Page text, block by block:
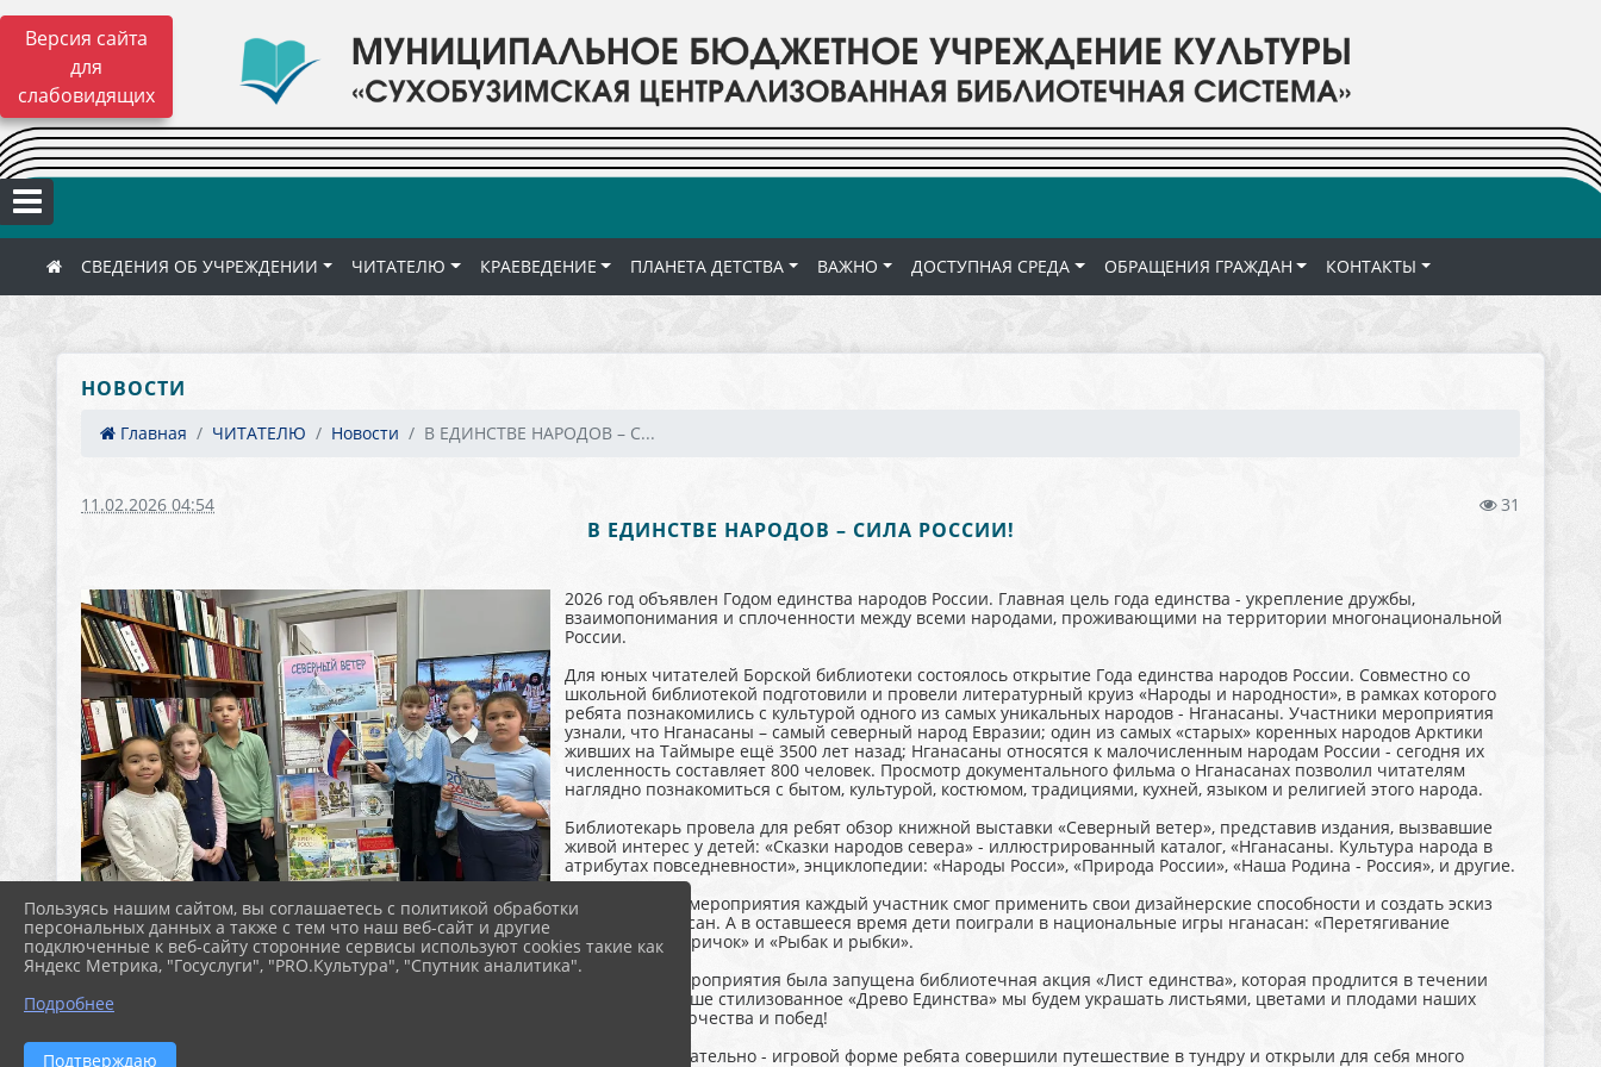
Версия сайта
для
слабовидящих
СВЕДЕНИЯ ОБ УЧРЕЖДЕНИИ ЧИТАТЕЛЮ КРАЕВЕДЕНИЕ ПЛАНЕТА ДЕТСТВА ВАЖНО ДОСТУПНАЯ СРЕДА ОБРАЩЕНИЯ ГРАЖДАН КОНТАКТЫ
НОВОСТИ
Главная ЧИТАТЕЛЮ Новости В ЕДИНСТВЕ НАРОДОВ – С...
11.02.2026 04:54 31
В ЕДИНСТВЕ НАРОДОВ – СИЛА РОССИИ!
2026 год объявлен Годом единства народов России. Главная цель года единства - укрепление дружбы,
взаимопонимания и сплоченности между всеми народами, проживающими на территории многонациональной
России.
Для юных читателей Борской библиотеки состоялось открытие Года единства народов России. Совместно со
школьной библиотекой подготовили и провели литературный круиз «Народы и народности», в рамках которого
ребята познакомились с культурой одного из самых уникальных народов - Нганасаны. Участники мероприятия
узнали, что Нганасаны – самый северный народ Евразии; один из самых «старых» коренных народов Арктики
живших на Таймыре ещё 3500 лет назад; Нганасаны относятся к малочисленным народам России - сегодня их
численность составляет 800 человек. Просмотр документального фильма о Нганасанах позволил читателям
наглядно познакомиться с бытом, культурой, костюмом, традициями, кухней, языком и религией этого народа.
Библиотекарь провела для ребят обзор книжной выставки «Северный ветер», представив издания, вызвавшие
живой интерес у детей: «Сказки народов севера» - иллюстрированный каталог, «Нганасаны. Культура народа в
атрибутах повседневности», энциклопедии: «Народы Росси», «Природа России», «Наша Родина - Россия», и другие.
В завершении мероприятия каждый участник смог применить свои дизайнерские способности и создать эскиз
костюма нганасан. А в оставшееся время дети поиграли в национальные игры нганасан: «Перетягивание
мизинца», «Старичок» и «Рыбак и рыбки».
В ходе этого мероприятия была запущена библиотечная акция «Лист единства», которая продлится в течении
всего года и наше стилизованное «Древо Единства» мы будем украшать листьями, цветами и плодами наших
общих дел, творчества и побед!
В такой познавательно - игровой форме ребята совершили путешествие в тундру и открыли для себя много
Пользуясь нашим сайтом, вы соглашаетесь с политикой обработки
персональных данных а также с тем что наш веб-сайт и другие
подключенные к веб-сайту сторонние сервисы используют cookies такие как
Яндекс Метрика, "Госуслуги", "PRO.Культура", "Спутник аналитика".
Подробнее
Подтверждаю